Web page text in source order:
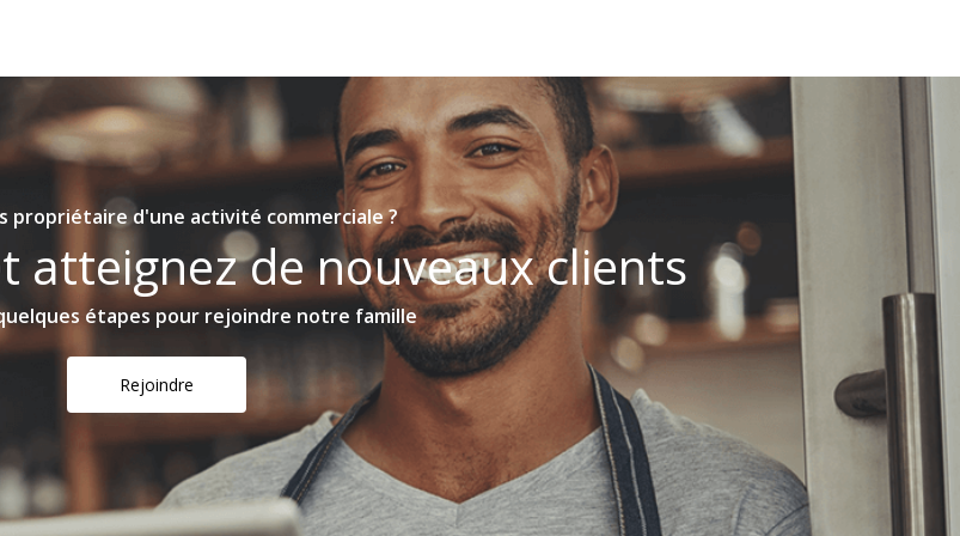
propriétaire d'une activité commerciale ?
atteignez de nouveaux clients
étapes pour rejoindre notre famille
Rejoindre